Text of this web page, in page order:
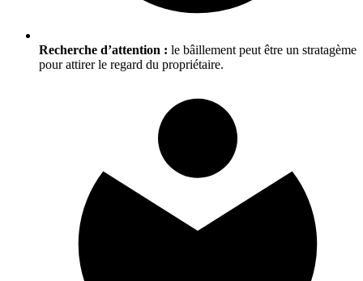
Recherche d’attention : le bâillement peut être un stratagème
pour attirer le regard du propriétaire.